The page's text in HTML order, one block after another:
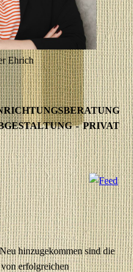
Ehrich
- PRIVAT
hinzugekommen sind die
erfolgreichen